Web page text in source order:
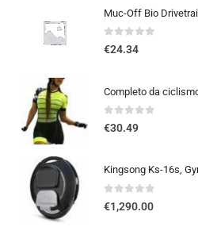
0out of 5
€24.34
0out of 5
€30.49
Kingsong Ks-16s,
0out of 5
€1,290.00